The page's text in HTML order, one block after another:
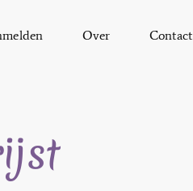
Over Contact